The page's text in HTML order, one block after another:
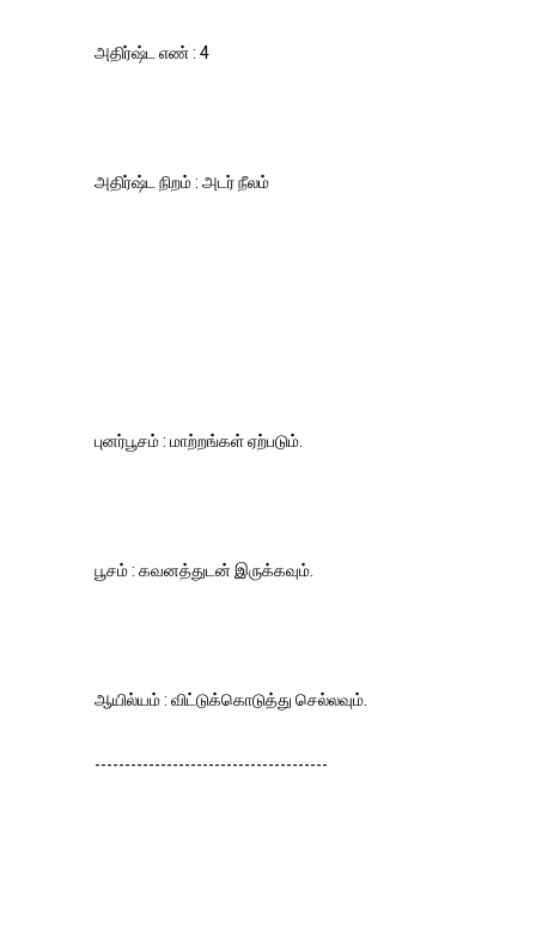
அதிர்ஷ்ட எண் : 4
அதிர்ஷ்ட நிறம் : அடர் நீலம்
புனர்பூசம் : மாற்றங்கள் ஏற்படும்.
பூசம் : கவனத்துடன் இருக்கவும்.
ஆயில்யம் : விட்டுக்கொடுத்து செல்லவும்.
---------------------------------------